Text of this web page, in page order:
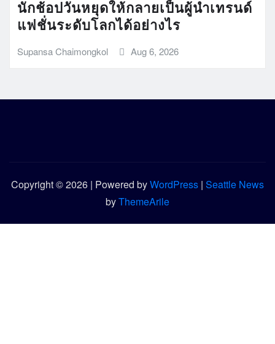
นักช้อปวันหยุดให้กลายเป็นผู้นำเทรนด์
แฟชั่นระดับโลกได้อย่างไร
Supansa Chaimongkol Aug 6, 2026
Copyright © 2026 | Powered byWordPress | Seattle News
byThemeArile